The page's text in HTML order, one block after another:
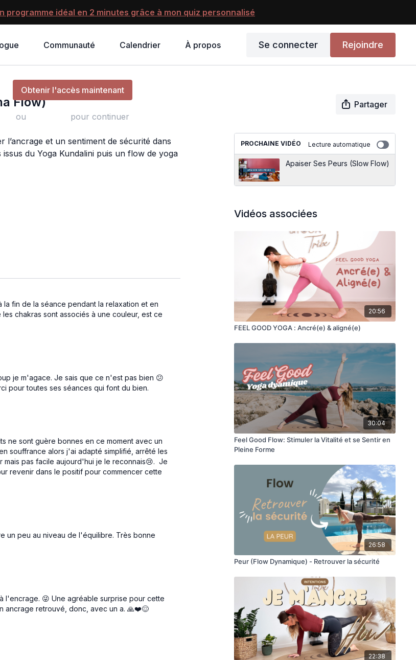
programme idéal en 2 minutes grâce à mon quiz personnalisé
Communauté Calendrier À propos Se connecter Rejoindre
À L'Ancrage Et À La Sécurité (Hatha Flow)
Obtenir l'accès maintenant
ou pour continuer
Flow) Partager
et un sentiment de sécurité dans
du Yoga Kundalini puis un flow de yoga
fin de la séance pendant la relaxation et en
chakras sont associés à une couleur, est ce
je m'agace. Je sais que ce n'est pas bien 😕
pour toutes ses séances qui font du bien.
ne sont guère bonnes en ce moment avec un
souffrance alors j'ai adapté simplifié, arrêté les
pas facile aujourd'hui je le reconnais😢. Je
revenir dans le positif pour commencer cette
un peu au niveau de l'équilibre. Très bonne
l'encrage. 😜 Une agréable surprise pour cette
ancrage retrouvé, donc, avec un a. 🙏❤️😌
PROCHAINE VIDÉO Lecture automatique
Apaiser Ses Peurs (Slow Flow)
Vidéos associées
20:56
FEEL GOOD YOGA : Ancré(e) & aligné(e)
30:04
Feel Good Flow: Stimuler la Vitalité et se Sentir en
Pleine Forme
26:58
Peur (Flow Dynamique) - Retrouver la sécurité
22:38